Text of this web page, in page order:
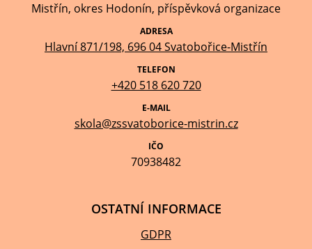
Mistřín, okres Hodonín, příspěvková organizace
ADRESA
Hlavní 871/198, 696 04 Svatobořice-Mistřín
TELEFON
+420 518 620 720
E-MAIL
skola@zssvatoborice-mistrin.cz
IČO
70938482
OSTATNÍ INFORMACE
GDPR